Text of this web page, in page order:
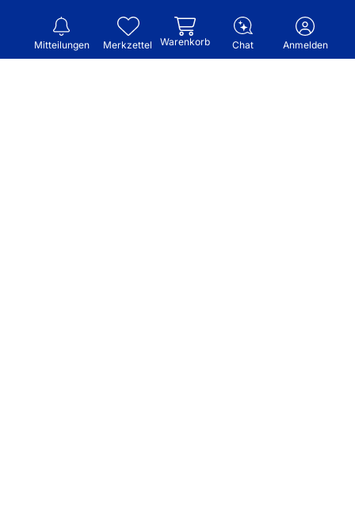
Mitteilungen Merkzettel Warenkorb Chat Anmelden